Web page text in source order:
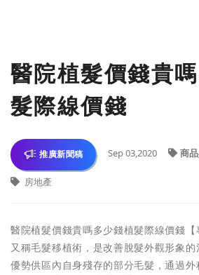
醫院植髮價錢貴
髮際線價錢
推廣新聞稿 Sep 03,2020 商
房地產
醫院植髮價錢貴嗎多少錢植髮際線價錢
又稱毛髮移植術，是改善脫髮外觀形象
優勢供區內自身殘存的部分毛髮，通過